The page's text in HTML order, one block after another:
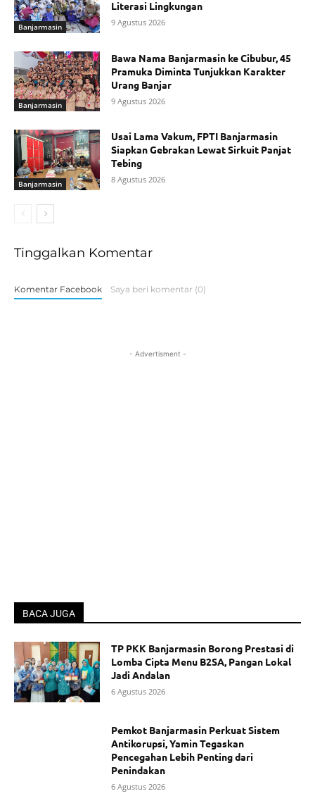
Banjarmasin
Literasi Lingkungan
9 Agustus 2026
Banjarmasin
Bawa Nama Banjarmasin ke Cibubur, 45
Pramuka Diminta Tunjukkan Karakter
Urang Banjar
9 Agustus 2026
Banjarmasin
Usai Lama Vakum, FPTI Banjarmasin
Siapkan Gebrakan Lewat Sirkuit Panjat
Tebing
8 Agustus 2026
Tinggalkan Komentar
Komentar Facebook Saya beri komentar (0)
- Advertisment -
BACA JUGA
TP PKK Banjarmasin Borong Prestasi di
Lomba Cipta Menu B2SA, Pangan Lokal
Jadi Andalan
6 Agustus 2026
Pemkot Banjarmasin Perkuat Sistem
Antikorupsi, Yamin Tegaskan
Pencegahan Lebih Penting dari
Penindakan
6 Agustus 2026